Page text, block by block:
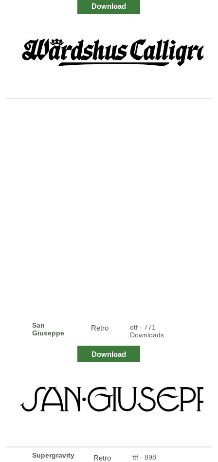
Download
San
Giuseppe
Retro
otf - 771
Downloads
Download
Supergravity Retro
ttf - 898